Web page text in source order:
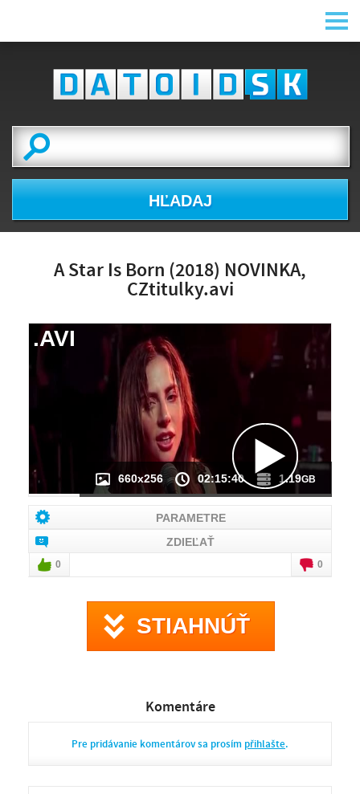
HĽADAJ
A Star Is Born (2018) NOVINKA,
CZtitulky.avi
NÁHĽAD VIDEA
NIE JE K DISPOZÍCII
660x256 02:15:40 1.19GB
.AVI
PARAMETRE
ZDIEĽAŤ
0 0
STIAHNÚŤ
Komentáre
Pre pridávanie komentárov sa prosím přihlašte.